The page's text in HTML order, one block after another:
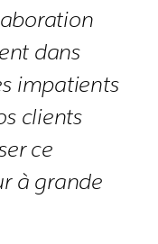
dans
impatients
clients
ce
à grande